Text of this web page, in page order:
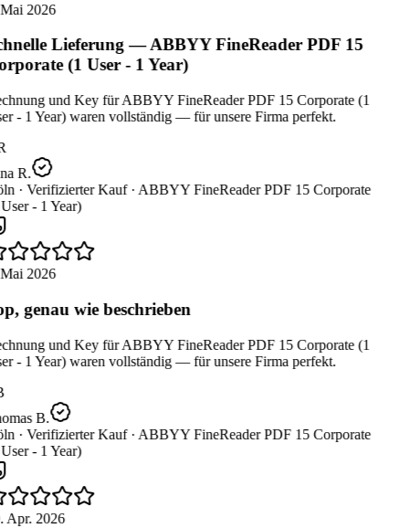
2026
Lieferung — ABBYY FineReader PDF 15
(1 User - 1 Year)
und Key für ABBYY FineReader PDF 15 Corporate (1
- 1 Year) waren vollständig — für unsere Firma perfekt.
R.
· Verifizierter Kauf ·ABBYY FineReader PDF 15 Corporate
- 1 Year)
2026
genau wie beschrieben
und Key für ABBYY FineReader PDF 15 Corporate (1
- 1 Year) waren vollständig — für unsere Firma perfekt.
B.
· Verifizierter Kauf ·ABBYY FineReader PDF 15 Corporate
- 1 Year)
Apr. 2026